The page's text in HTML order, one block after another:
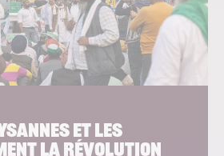
et les
la révolution